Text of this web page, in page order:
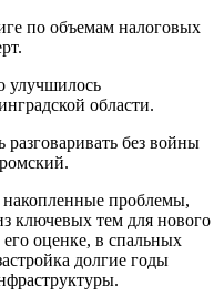
по объемам налоговых
улучшилось
области.
без войны
накопленные проблемы,
ключевых тем для нового
оценке, в спальных
долгие годы